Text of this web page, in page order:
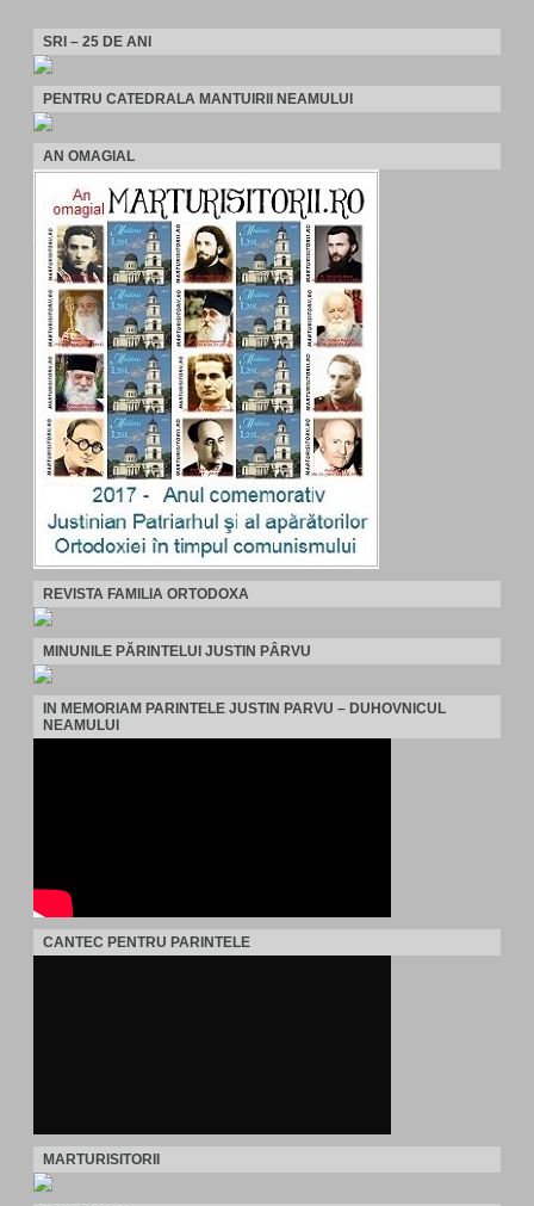
SRI – 25 DE ANI
PENTRU CATEDRALA MANTUIRII NEAMULUI
AN OMAGIAL
REVISTA FAMILIA ORTODOXA
MINUNILE PĂRINTELUI JUSTIN PÂRVU
IN MEMORIAM PARINTELE JUSTIN PARVU – DUHOVNICUL
NEAMULUI
CANTEC PENTRU PARINTELE
MARTURISITORII